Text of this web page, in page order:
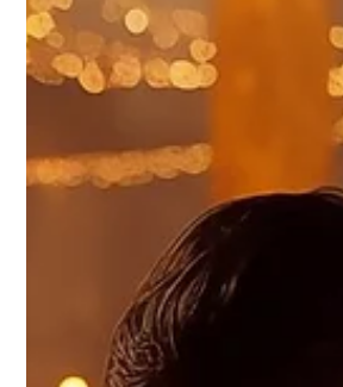
Dana Even- Chen
Feb 8, 2024